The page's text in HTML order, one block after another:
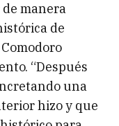
manera
de
“Después
una
hizo y que